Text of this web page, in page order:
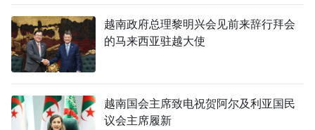
越南政府总理黎明兴会见前来辞行拜会
的马来西亚驻越大使
越南国会主席致电祝贺阿尔及利亚国民
议会主席履新